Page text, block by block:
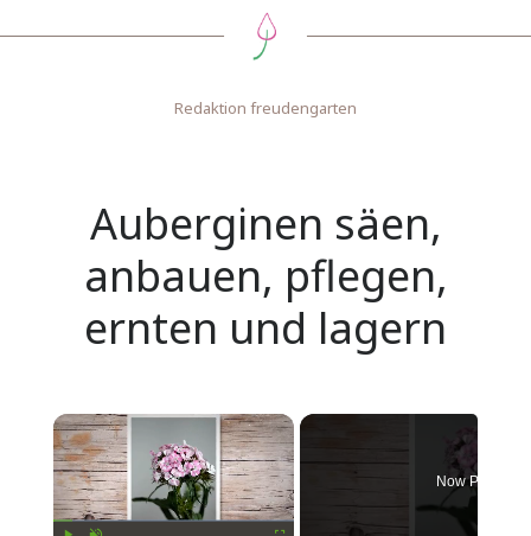
Redaktion freudengarten
Auberginen säen,
anbauen, pflegen,
ernten und lagern
Now Playing